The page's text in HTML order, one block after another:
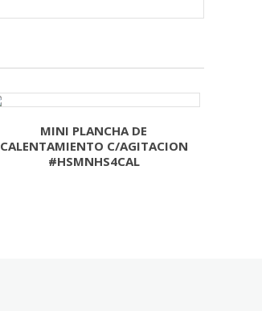
MINI PLANCHA DE
CALENTAMIENTO C/AGITACION
#HSMNHS4CAL